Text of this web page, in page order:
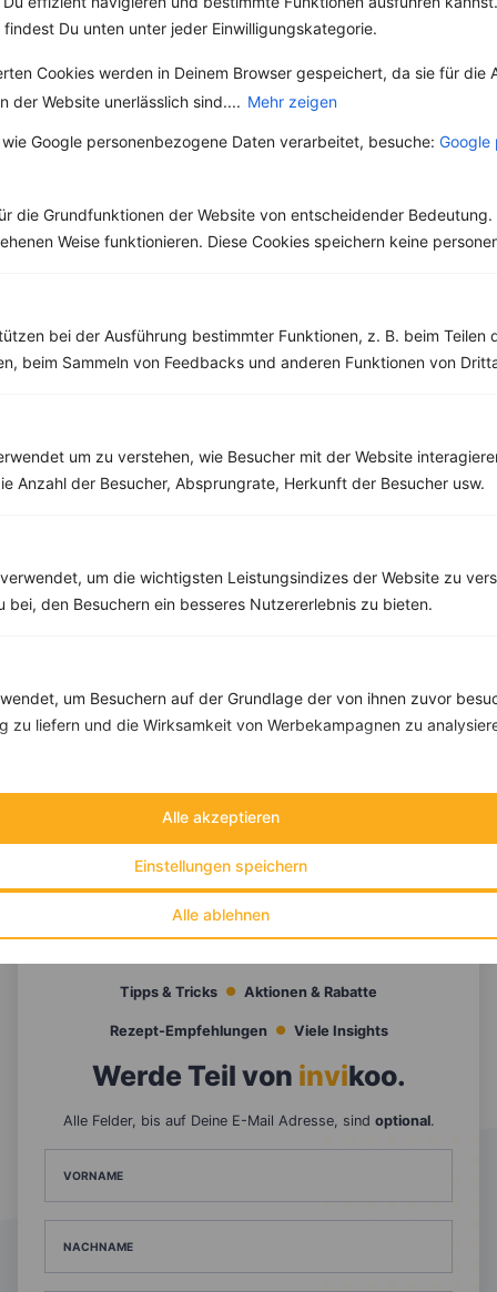
Du unten unter jeder Einwilligungskategorie.
Cookies werden in Deinem Browser gespeichert, da sie für die
der Website unerlässlich sind.... Mehr zeigen
Google personenbezogene Daten verarbeitet, besuche: Google
die Grundfunktionen der Website von entscheidender Bedeutung.
Weise funktionieren. Diese Cookies speichern keine
bei der Ausführung bestimmter Funktionen, z. B. beim Teilen
beim Sammeln von Feedbacks und anderen Funktionen von
um zu verstehen, wie Besucher mit der Website
Anzahl der Besucher, Absprungrate, Herkunft der Besucher usw.
um die wichtigsten Leistungsindizes der Website zu
bei, den Besuchern ein besseres Nutzererlebnis zu bieten.
um Besuchern auf der Grundlage der von ihnen zuvor
zu liefern und die Wirksamkeit von Werbekampagnen zu
Alle ablehnen
Einstellungen speichern
Alle akzeptieren
‹ ›
Fett: 17 g
Rezepte
‹ ›
Kalorien:357 kcal
Fett:12 g
Tipps & Tricks Aktionen & Rabatte
Rezept-Empfehlungen Viele Insights
Werde Teil von invikoo.
Alle Felder, bis auf Deine E-Mail Adresse, sind optional.
VORNAME
NACHNAME